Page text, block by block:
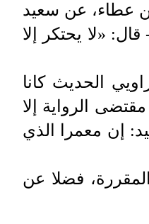
عطاء، عن سعيد
«لا يحتكر إلا
الحديث كانا
الرواية إلا
إن معمرا الذي
فضلا عن